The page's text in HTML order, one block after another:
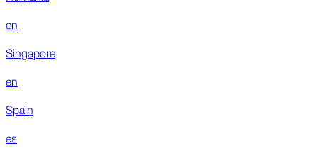
en
Singapore
en
Spain
es